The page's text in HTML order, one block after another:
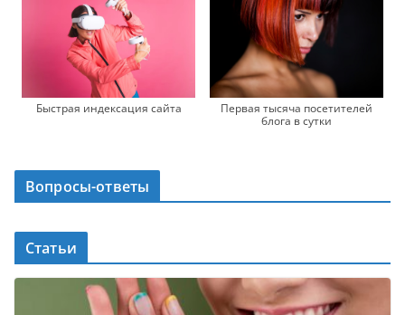
Быстрая индексация сайта
Первая тысяча посетителей
блога в сутки
Вопросы-ответы
Статьи